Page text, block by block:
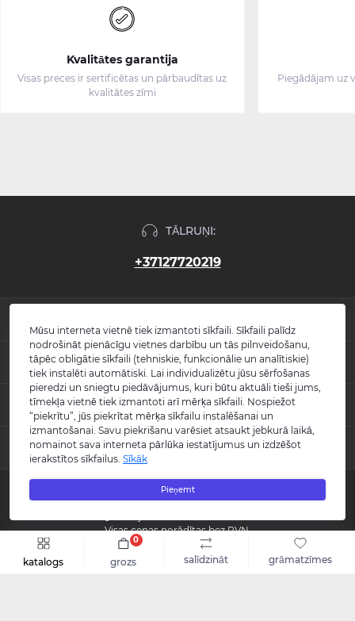
katalogs salīdzināt grāmatzīmes
grozs
0
Kvalitātes garantija
Visas preces ir sertificētas un pārbaudītas uz
kvalitātes zīmi
Piegādājam uz
TĀLRUŅI:
+37127720219
Jaunumi
Atsauksmes
Kontakti
Vietnes karte
Ražotāji
Īpašais piedāvājums
POPULĀRS
Izlietnes
Vannas
Maisītāji
Tualetes podi
KONTAKTI UN ADRESE
info@burlington.eu
P. 09:00 - 17:00
O. 09:00 - 17:00
C. 09:00 - 17:00
S.-Sv. Slēgts
MESENDŽERI
WhatsApp
Messenger
Copyright © 2008 - 2026 SIA "Burlington" - Visas tiesības aizsargātas.
Visas cenas norādītas bez PVN.
Šo vietni izstrādāja «Qloud
Mūsu interneta vietnē tiek izmantoti sīkfaili. Sīkfaili palīdz
nodrošināt pienācīgu vietnes darbību un tās pilnveidošanu,
tāpēc obligātie sīkfaili (tehniskie, funkcionālie un analītiskie)
tiek instalēti automātiski. Lai individualizētu jūsu sērfošanas
pieredzi un sniegtu piedāvājumus, kuri būtu aktuāli tieši jums,
tīmekļa vietnē tiek izmantoti arī mērķa sīkfaili. Nospiežot
“piekrītu”, jūs piekrītat mērķa sīkfailu instalēšanai un
izmantošanai. Savu piekrišanu varēsiet atsaukt jebkurā laikā,
nomainot sava interneta pārlūka iestatījumus un izdzēšot
ierakstītos sīkfailus. Sīkāk
Pieņemt